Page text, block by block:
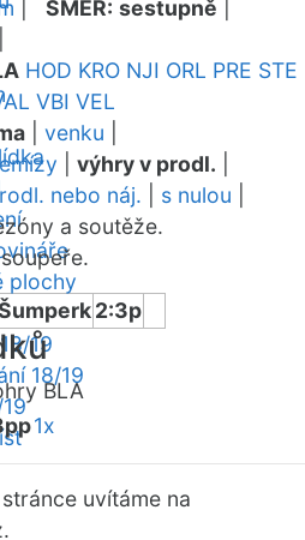
plochy
19
18/19
SMĚR: sestupně
HOD KRO NJI ORL PRE STE
VBI VEL
venku
výhry v prodl.
nebo náj. s nulou
a soutěže.
2:3p
BLA
1x
uvítáme na